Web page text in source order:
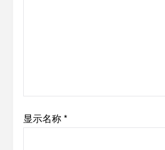
显示名称*